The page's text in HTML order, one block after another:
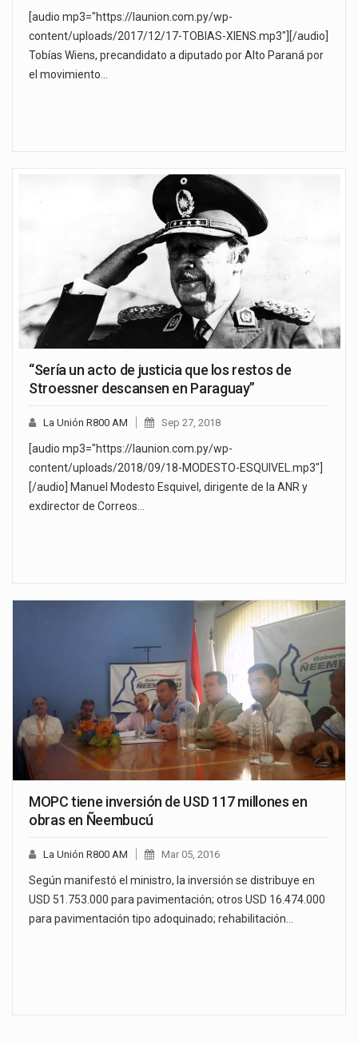
[audio mp3="https://launion.com.py/wp-
content/uploads/2017/12/17-TOBIAS-XIENS.mp3"][/audio]
Tobías Wiens, precandidato a diputado por Alto Paraná por
el movimiento…
“Sería un acto de justicia que los restos de
Stroessner descansen en Paraguay”
La Unión R800 AM Sep 27, 2018
[audio mp3="https://launion.com.py/wp-
content/uploads/2018/09/18-MODESTO-ESQUIVEL.mp3"]
[/audio] Manuel Modesto Esquivel, dirigente de la ANR y
exdirector de Correos…
MOPC tiene inversión de USD 117 millones en
obras en Ñeembucú
La Unión R800 AM Mar 05, 2016
Según manifestó el ministro, la inversión se distribuye en
USD 51.753.000 para pavimentación; otros USD 16.474.000
para pavimentación tipo adoquinado; rehabilitación…